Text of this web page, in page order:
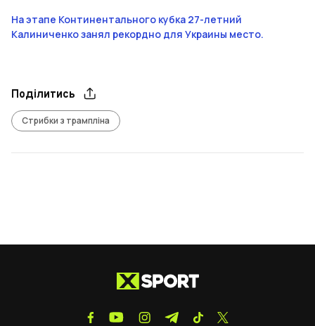
На этапе Континентального кубка 27-летний
Калиниченко занял рекордно для Украины место.
Поділитись
Стрибки з трампліна